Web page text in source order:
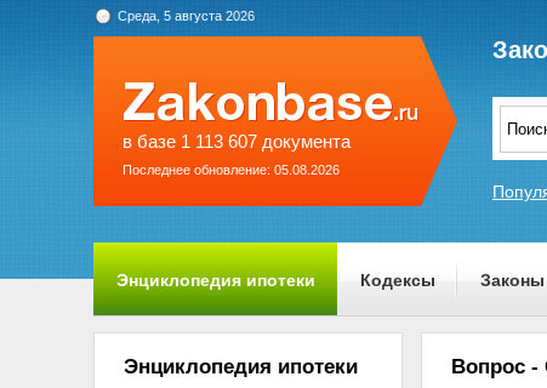
Среда, 5 августа 2026
в базе 1 113 607 документа
Последнее обновление: 05.08.2026
Энциклопедия ипотеки Кодексы Законы
О проекте
Энциклопедия ипотеки Вопрос -